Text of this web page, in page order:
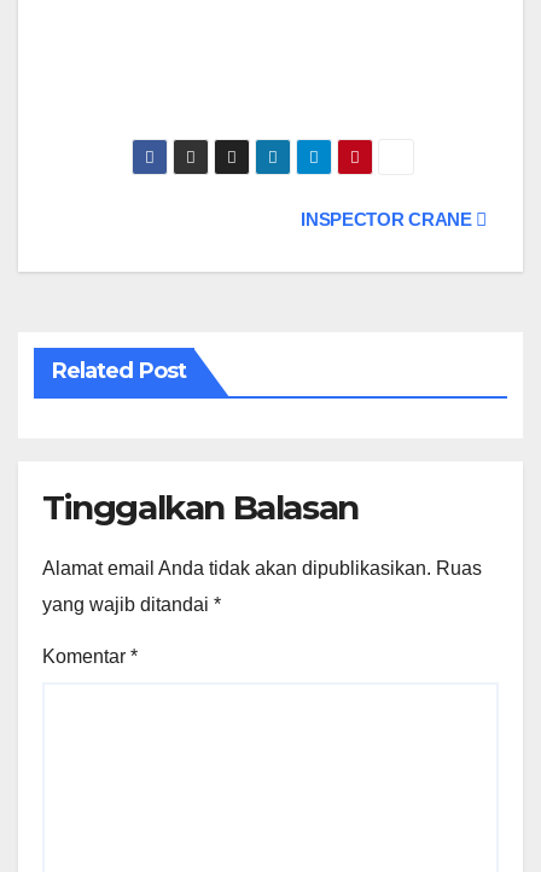
pos
INSPECTOR CRANE
Related Post
Tinggalkan Balasan
Alamat email Anda tidak akan dipublikasikan. Ruas
yang wajib ditandai *
Komentar *